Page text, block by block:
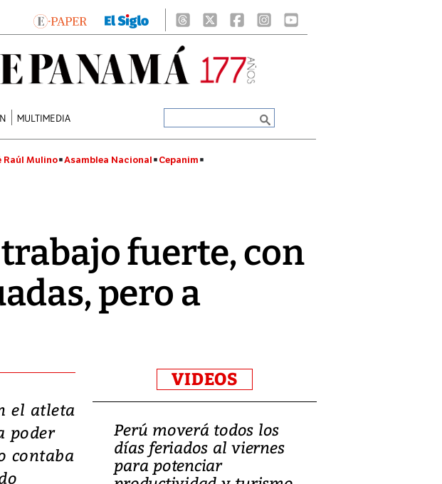
MULTIMEDIA
Raúl Mulino Asamblea Nacional Cepanim
fuerte, con
pero a
el atleta
poder
contaba
VIDEOS
su
Perú moverá todos los
días feriados al viernes
para potenciar